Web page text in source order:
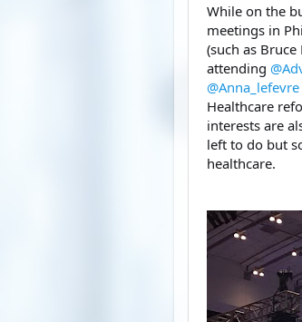
While on the
meetings in
(such as Bruce
attending @
@Anna_lefevre
Healthcare
interests are
left to do but
healthcare.